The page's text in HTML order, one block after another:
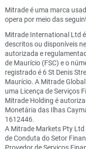
Mitrade é uma marca
opera por meio das
Mitrade International Ltd
descritos ou disponíveis
autorizada e
de Maurício (FSC) e o
registrado é 6 St Denis
Maurício. A Mitrade
uma Licença de Serviços
Mitrade Holding é
Monetária das Ilhas
1612446.
A Mitrade Markets Pty
de Conduta do Setor